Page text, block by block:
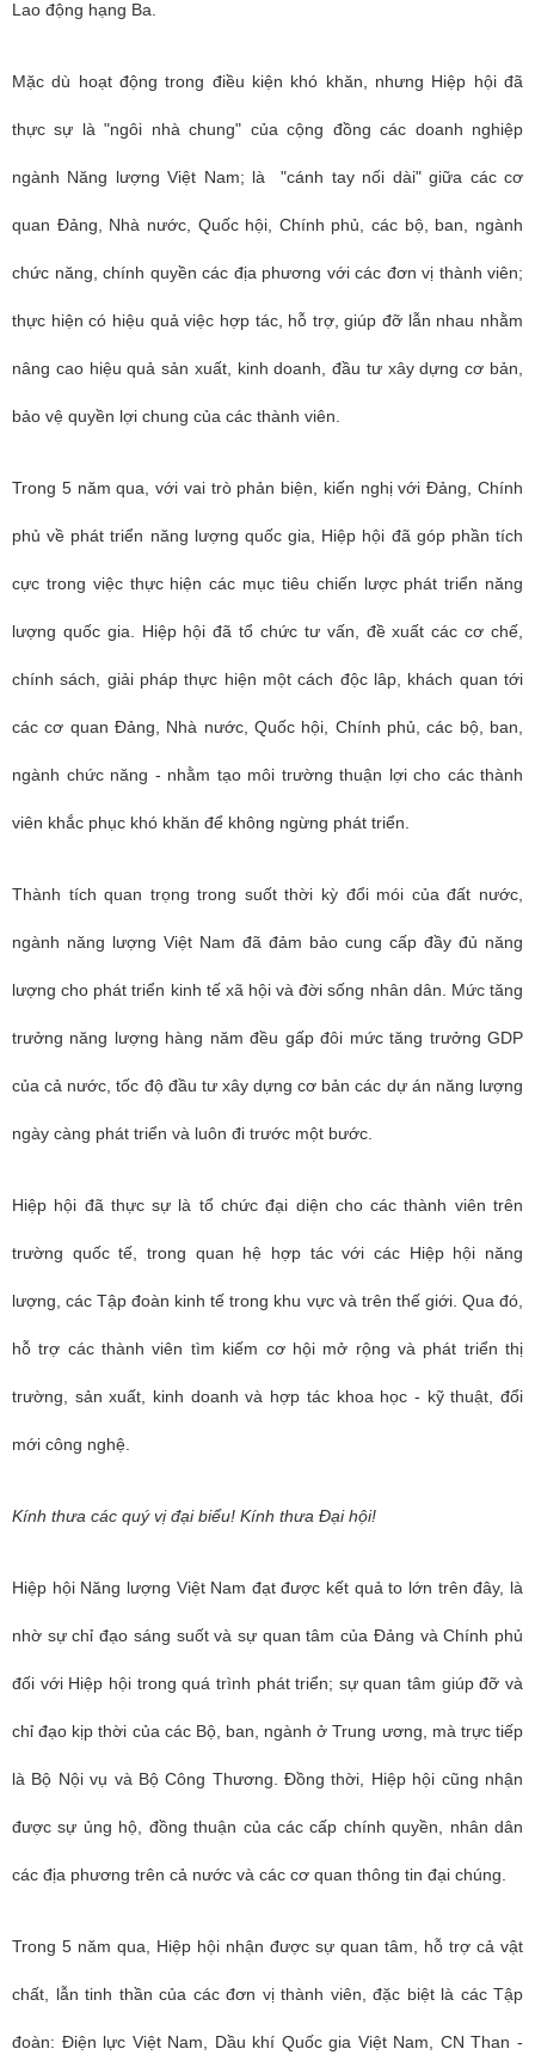
Lao động hạng Ba.
Mặc dù hoạt động trong điều kiện khó khăn, nhưng Hiệp hội đã
thực sự là "ngôi nhà chung" của cộng đồng các doanh nghiệp
ngành Năng lượng Việt Nam; là "cánh tay nối dài" giữa các cơ
quan Đảng, Nhà nước, Quốc hội, Chính phủ, các bộ, ban, ngành
chức năng, chính quyền các địa phương với các đơn vị thành viên;
thực hiện có hiệu quả việc hợp tác, hỗ trợ, giúp đỡ lẫn nhau nhằm
nâng cao hiệu quả sản xuất, kinh doanh, đầu tư xây dựng cơ bản,
bảo vệ quyền lợi chung của các thành viên.
Trong 5 năm qua, với vai trò phản biện, kiến nghị với Đảng, Chính
phủ về phát triển năng lượng quốc gia, Hiệp hội đã góp phần tích
cực trong việc thực hiện các mục tiêu chiến lược phát triển năng
lượng quốc gia. Hiệp hội đã tổ chức tư vấn, đề xuất các cơ chế,
chính sách, giải pháp thực hiện một cách độc lâp, khách quan tới
các cơ quan Đảng, Nhà nước, Quốc hội, Chính phủ, các bộ, ban,
ngành chức năng - nhằm tạo môi trường thuận lợi cho các thành
viên khắc phục khó khăn để không ngừng phát triển.
Thành tích quan trọng trong suốt thời kỳ đổi mói của đất nước,
ngành năng lượng Việt Nam đã đảm bảo cung cấp đầy đủ năng
lượng cho phát triển kinh tế xã hội và đời sống nhân dân. Mức tăng
trưởng năng lượng hàng năm đều gấp đôi mức tăng trưởng GDP
của cả nước, tốc độ đầu tư xây dựng cơ bản các dự án năng lượng
ngày càng phát triển và luôn đi trước một bước.
Hiệp hội đã thực sự là tổ chức đại diện cho các thành viên trên
trường quốc tế, trong quan hệ hợp tác với các Hiệp hội năng
lượng, các Tập đoàn kinh tế trong khu vực và trên thế giới. Qua đó,
hỗ trợ các thành viên tìm kiếm cơ hội mở rộng và phát triển thị
trường, sản xuất, kinh doanh và hợp tác khoa học - kỹ thuật, đổi
mới công nghệ.
Kính thưa các quý vị đại biểu! Kính thưa Đại hội!
Hiệp hội Năng lượng Việt Nam đạt được kết quả to lớn trên đây, là
nhờ sự chỉ đạo sáng suốt và sự quan tâm của Đảng và Chính phủ
đối với Hiệp hội trong quá trình phát triển; sự quan tâm giúp đỡ và
chỉ đạo kịp thời của các Bộ, ban, ngành ở Trung ương, mà trực tiếp
là Bộ Nội vụ và Bộ Công Thương. Đồng thời, Hiệp hội cũng nhận
được sự ủng hộ, đồng thuận của các cấp chính quyền, nhân dân
các địa phương trên cả nước và các cơ quan thông tin đại chúng.
Trong 5 năm qua, Hiệp hội nhận được sự quan tâm, hỗ trợ cả vật
chất, lẫn tinh thần của các đơn vị thành viên, đặc biệt là các Tập
đoàn: Điện lực Việt Nam, Dầu khí Quốc gia Việt Nam, CN Than -